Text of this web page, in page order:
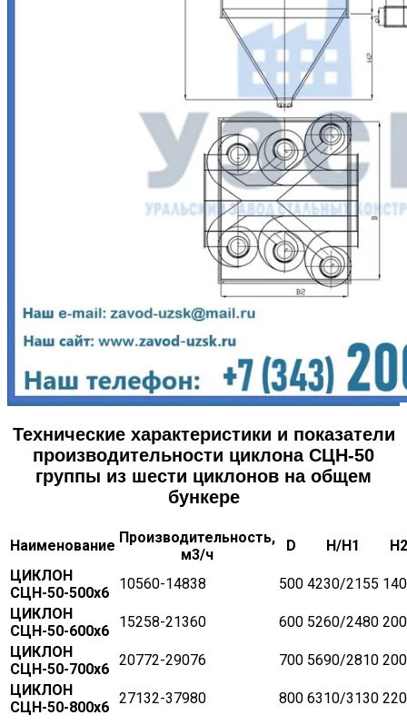
Технические характеристики и показатели
производительности циклона СЦН-50
группы из шести циклонов на общем
бункере
Наименование Производительность,
м3/ч
D H/H1
H2
ЦИКЛОН
СЦН-50-500х6
10560-14838 500 4230/2155
ЦИКЛОН
СЦН-50-600х6
15258-21360 600 5260/2480
ЦИКЛОН
СЦН-50-700х6
20772-29076 700 5690/2810
ЦИКЛОН
СЦН-50-800х6
27132-37980 800 6310/3130